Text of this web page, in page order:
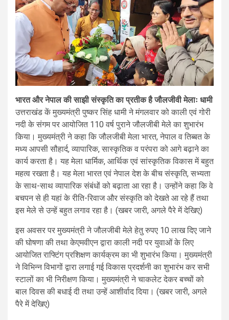
भारत और नेपाल की साझी संस्कृति का प्रतीक है जौलजीवी मेलाः धामी
उत्तराखंड कें मुख्यमंत्री पुष्कर सिंह धामी ने मंगलवार को काली एवं गोरी
नदी के संगम पर आयोजित 110 वर्ष पुराने जौलजीबी मेले का शुभारंभ
किया। मुख्यमंत्री ने कहा कि जौलजीबी मेला भारत, नेपाल व तिब्बत के
मध्य आपसी सौहार्द, व्यापारिक, सास्कृतिक व परंपरा को आगे बढ़ाने का
कार्य करता है। यह मेला धार्मिक, आर्थिक एवं सांस्कृतिक विकास में बहुत
महत्व रखता है। यह मेला भारत एवं नेपाल देश के बीच संस्कृति, सभ्यता
के साथ-साथ व्यापारिक संबंधों को बढ़ाता आ रहा है। उन्होंने कहा कि वे
बचपन से ही यहां के रीति-रिवाज और संस्कृति को देखते आ रहे हैं तथा
इस मेले से उन्हें बहुत लगाव रहा है। (खबर जारी, अगले पैरे में देखिए)
इस अवसर पर मुख्यमंत्री ने जौलजीबी मेले हेतु रुपए 10 लाख दिए जाने
की घोषणा की तथा केएमवीएन द्वारा काली नदी पर युवाओं के लिए
आयोजित राफ्टिंग प्रशिक्षण कार्यक्रम का भी शुभारंभ किया। मुख्यमंत्री
ने विभिन्न विभागों द्वारा लगाई गई विकास प्रदर्शनी का शुभारंभ कर सभी
स्टालों का भी निरीक्षण किया। मुख्यमंत्री ने चाकलेट देकर बच्चों को
बाल दिवस की बधाई दी तथा उन्हें आशीर्वाद दिया। (खबर जारी, अगले
पैरे में देखिए)